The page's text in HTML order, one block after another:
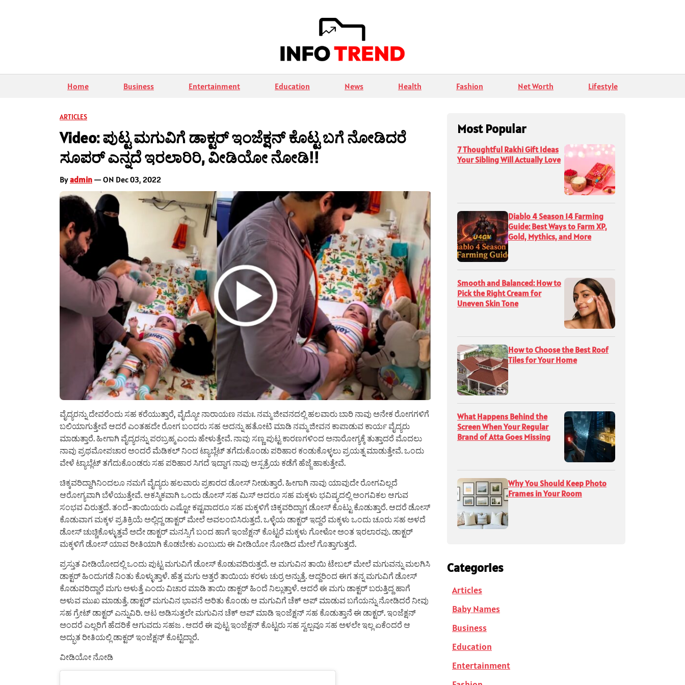
Home Business Entertainment Education News Health Fashion Net Worth Lifestyle
ARTICLES
Video: ಪುಟ್ಟ ಮಗುವಿಗೆ ಡಾಕ್ಟರ್ ಇಂಜೆಕ್ಷನ್ ಕೊಟ್ಟ ಬಗೆ ನೋಡಿದರೆ
ಸೂಪರ್ ಎನ್ನದೆ ಇರಲಾರಿರಿ, ವೀಡಿಯೋ ನೋಡಿ!!
Byadmin — ON Dec 03, 2022
ವೈದ್ಯರನ್ನು ದೇವರೆಂದು ಸಹ ಕರೆಯುತ್ತಾರೆ, ವೈದ್ಯೋ ನಾರಾಯಣ ನಮಃ. ನಮ್ಮ ಜೀವನದಲ್ಲಿ ಹಲವಾರು ಬಾರಿ ನಾವು ಅನೇಕ ರೋಗಗಳಿಗೆ
ಬಲಿಯಾಗುತ್ತೇವೆ ಆದರೆ ಎಂತಹದೇ ರೋಗ ಬಂದರು ಸಹ ಅದನ್ನು ಹತೋಟಿ ಮಾಡಿ ನಮ್ಮ ಜೀವನ ಕಾಪಾಡುವ ಕಾರ್ಯ ವೈದ್ಯರು
ಮಾಡುತ್ತಾರೆ. ಹೀಗಾಗಿ ವೈದ್ಯರನ್ನು ಪರಬ್ರಹ್ಮ ಎಂದು ಹೇಳುತ್ತೇವೆ. ನಾವು ಸಣ್ಣ ಪುಟ್ಟ ಕಾರಣಗಳಿಂದ ಅನಾರೋಗ್ಯಕ್ಕೆ ತುತ್ತಾದರೆ ಮೊದಲು
ನಾವು ಪ್ರಥಮೋಪಚಾರ ಅಂದರೆ ಮೆಡಿಕಲ್ ನಿಂದ ಟ್ಯಾಬ್ಲೆಟ್ ತಗೆದುಕೊಂಡು ಪರಿಹಾರ ಕಂಡುಕೊಳ್ಳಲು ಪ್ರಯತ್ನ ಮಾಡುತ್ತೇವೆ. ಒಂದು
ವೇಳೆ ಟ್ಯಾಬ್ಲೆಟ್ ತಗೆದುಕೊಂಡರು ಸಹ ಪರಿಹಾರ ಸಿಗದೆ ಇದ್ದಾಗ ನಾವು ಆಸ್ಪತ್ರೆಯ ಕಡೆಗೆ ಹೆಜ್ಜೆ ಹಾಕುತ್ತೇವೆ.
ಚಿಕ್ಕವರಿದ್ದಾಗಿನಿಂದಲೂ ನಮಗೆ ವೈದ್ಯರು ಹಲವಾರು ಪ್ರಕಾರದ ಡೋಸ್ ನೀಡುತ್ತಾರೆ. ಹೀಗಾಗಿ ನಾವು ಯಾವುದೇ ರೋಗವಿಲ್ಲದೆ
ಆರೋಗ್ಯವಾಗಿ ಬೆಳೆಯುತ್ತೇವೆ. ಆಕಸ್ಮಿಕವಾಗಿ ಒಂದು ಡೋಸ್ ಸಹ ಮಿಸ್ ಆದರೂ ಸಹ ಮಕ್ಕಳು ಭವಿಷ್ಯದಲ್ಲಿ ಅಂಗವಿಕಲ ಆಗುವ
ಸಂಭವ ವಿರುತ್ತದೆ. ತಂದೆ-ತಾಯಿಯರು ಎಷ್ಟೋ ಕಷ್ಟವಾದರೂ ಸಹ ಮಕ್ಕಳಿಗೆ ಚಿಕ್ಕವರಿದ್ದಾಗ ಡೋಸ್ ಕೊಟ್ಟು ಕೊಡುತ್ತಾರೆ. ಆದರೆ ಡೋಸ್
ಕೊಡುವಾಗ ಮಕ್ಕಳ ಪ್ರತಿಕ್ರಿಯೆ ಅಲ್ಲಿದ್ದ ಡಾಕ್ಟರ್ ಮೇಲೆ ಅವಲಂಬಿಸಿರುತ್ತದೆ. ಒಳ್ಳೆಯ ಡಾಕ್ಟರ್ ಇದ್ದರೆ ಮಕ್ಕಳು ಒಂದು ಚೂರು ಸಹ ಅಳದೆ
ಡೋಸ್ ಚುಚ್ಚಿಕೊಳ್ಳುತ್ತವೆ ಅದೇ ಡಾಕ್ಟರ್ ಮನಸ್ಸಿಗೆ ಬಂದ ಹಾಗೆ ಇಂಜೆಕ್ಷನ್ ಕೊಟ್ಟರೆ ಮಕ್ಕಳು ಗೋಳೋ ಅಂತ ಇರಲಾರವು. ಡಾಕ್ಟರ್
ಮಕ್ಕಳಿಗೆ ಡೋಸ್ ಯಾವ ರೀತಿಯಾಗಿ ಕೊಡಬೇಕು ಎಂಬುದು ಈ ವೀಡಿಯೋ ನೋಡಿದ ಮೇಲೆ ಗೊತ್ತಾಗುತ್ತದೆ.
ಪ್ರಸ್ತುತ ವೀಡಿಯೋದಲ್ಲಿ ಒಂದು ಪುಟ್ಟ ಮಗುವಿಗೆ ಡೋಸ್ ಕೊಡುವದಿರುತ್ತದೆ. ಆ ಮಗುವಿನ ತಾಯಿ ಟೇಬಲ್ ಮೇಲೆ ಮಗುವನ್ನು ಮಲಗಿಸಿ
ಡಾಕ್ಟರ್ ಹಿಂದುಗಡೆ ನಿಂತು ಕೊಳ್ಳುತ್ತಾಳೆ. ಹೆತ್ತ ಮಗು ಅತ್ತರೆ ತಾಯಿಯ ಕರಳು ಚುರ್ರ ಅನ್ನುತ್ತೆ. ಆದ್ದರಿಂದ ಈಗ ತನ್ನ ಮಗುವಿಗೆ ಡೋಸ್
ಕೊಡುವರಿದ್ದಾರೆ ಮಗು ಅಳುತ್ತೆ ಎಂದು ವಿಚಾರ ಮಾಡಿ ತಾಯಿ ಡಾಕ್ಟರ್ ಹಿಂದೆ ನಿಲ್ಲುತ್ತಾಳೆ. ಆದರೆ ಈ ಮಗು ಡಾಕ್ಟರ್ ಬರುತ್ತಿದ್ದ ಹಾಗೆ
ಅಳುವ ಮುಖ ಮಾಡುತ್ತೆ. ಡಾಕ್ಟರ್ ಮಗುವಿನ ಭಾವನೆ ಅರಿತು ಕೊಂಡು ಆ ಮಗುವಿಗೆ ಚೆಕ್ ಅಪ್ ಮಾಡುವ ಬಗೆಯನ್ನು ನೋಡಿದರೆ ನೀವು
ಸಹ ಗ್ರೇಟ್ ಡಾಕ್ಟರ್ ಎನ್ನುವಿರಿ. ಆಟ ಅಡಿಸುತ್ತಲೇ ಮಗುವಿನ ಚೆಕ್ ಅಪ್ ಮಾಡಿ ಇಂಜೆಕ್ಷನ್ ಸಹ ಕೊಡುತ್ತಾನೆ ಈ ಡಾಕ್ಟರ್. ಇಂಜೆಕ್ಷನ್
ಅಂದರೆ ಎಲ್ಲರಿಗೆ ಹೆದರಿಕೆ ಆಗುವದು ಸಹಜ . ಆದರೆ ಈ ಪುಟ್ಟ ಇಂಜೆಕ್ಷನ್ ಕೊಟ್ಟರು ಸಹ ಸ್ವಲ್ಪವೂ ಸಹ ಅಳಲೇ ಇಲ್ಲ ಏಕೆಂದರೆ ಆ
ಅದ್ಭುತ ರೀತಿಯಲ್ಲಿ ಡಾಕ್ಟರ್ ಇಂಜೆಕ್ಷನ್ ಕೊಟ್ಟಿದ್ದಾರೆ.
ವೀಡಿಯೋ ನೋಡಿ
Most Popular
7 Thoughtful Rakhi Gift Ideas
Your Sibling Will Actually Love
Diablo 4 Season 14 Farming
Guide: Best Ways to Farm XP,
Gold, Mythics, and More
Smooth and Balanced: How to
Pick the Right Cream for
Uneven Skin Tone
How to Choose the Best Roof
Tiles for Your Home
What Happens Behind the
Screen When Your Regular
Brand of Atta Goes Missing
Why You Should Keep Photo
Frames in Your Room
Categories
Articles
Baby Names
Business
Education
Entertainment